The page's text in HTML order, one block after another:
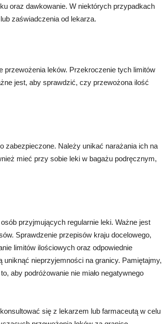
oraz dawkowanie. W niektórych przypadkach
zaświadczenia od lekarza.
leków. Przekroczenie tych limitów
jest, aby sprawdzić, czy przewożona ilość
zabezpieczone. Należy unikać narażania ich na
mieć przy sobie leki w bagażu podręcznym,
przyjmujących regularnie leki. Ważne jest
Sprawdzenie przepisów kraju docelowego,
limitów ilościowych oraz odpowiednie
nieprzyjemności na granicy. Pamiętajmy,
aby podróżowanie nie miało negatywnego
się z lekarzem lub farmaceutą w celu